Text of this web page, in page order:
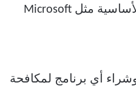
ذلك على أداء التطبيقات الأساسية مثل Microsoft
أي برنامج لمكافحة